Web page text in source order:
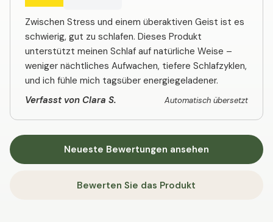
Zwischen Stress und einem überaktiven Geist ist es
schwierig, gut zu schlafen. Dieses Produkt
unterstützt meinen Schlaf auf natürliche Weise –
weniger nächtliches Aufwachen, tiefere Schlafzyklen,
und ich fühle mich tagsüber energiegeladener.
Verfasst von Clara S.
Automatisch übersetzt
Neueste Bewertungen ansehen
Bewerten Sie das Produkt